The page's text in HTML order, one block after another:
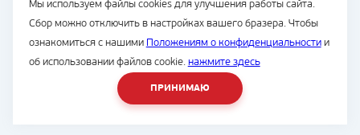
Мы используем файлы cookies для улучшения работы сайта.
Сбор можно отключить в настройках вашего бразера. Чтобы
ознакомиться с нашими Положениям о конфиденциальностии
об использовании файлов cookie. нажмите здесь
ПРИНИМАЮ